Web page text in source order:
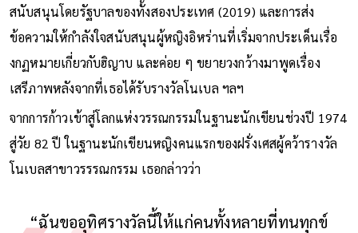
สนับสนุนโดยรัฐบาลของทั้งสองประเทศ (2019) และการส่ง
ข้อความให้กำลังใจสนับสนุนผู้หญิงอิหร่านที่เริ่มจากประเด็นเรื่อ
งกฏหมายเกี่ยวกับฮิญาบ และค่อย ๆ ขยายวงกว้างมาพูดเรื่อง
เสรีภาพหลังจากที่เธอได้รับรางวัลโนเบล ฯลฯ
จากการก้าวเข้าสู่โลกแห่งวรรณกรรมในฐานะนักเขียนช่วงปี 1974
สู่วัย 82 ปี ในฐานะนักเขียนหญิงคนแรกของฝรั่งเศสผู้คว้ารางวัล
โนเบลสาขาวรรรณกรรม เธอกล่าวว่า
“ฉันขออุทิศรางวัลนี้ให้แก่คนทั้งหลายที่ทนทุกข์